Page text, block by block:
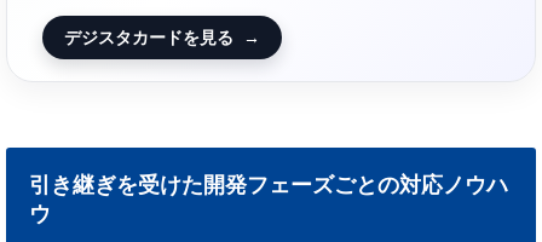
デジスタカードを見る →
引き継ぎを受けた開発フェーズごとの対応ノウハ
ウ